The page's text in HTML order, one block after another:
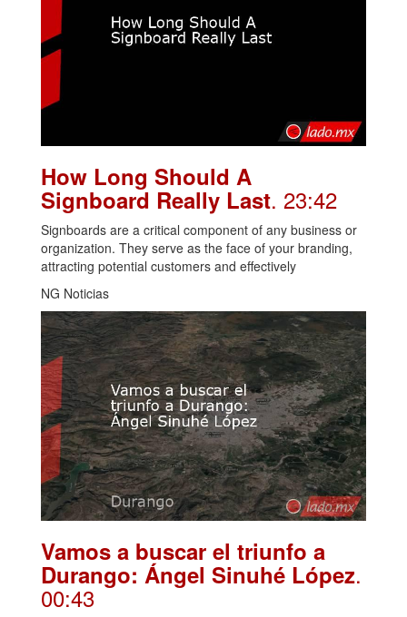
How Long Should A
Signboard Really Last. 23:42
Signboards are a critical component of any business or
organization. They serve as the face of your branding,
attracting potential customers and effectively
NG Noticias
Vamos a buscar el triunfo a
Durango: Ángel Sinuhé López.
00:43